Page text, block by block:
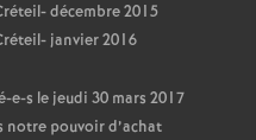
décembre 2015
janvier 2016
s le jeudi 30 mars 2017
notre pouvoir d’achat